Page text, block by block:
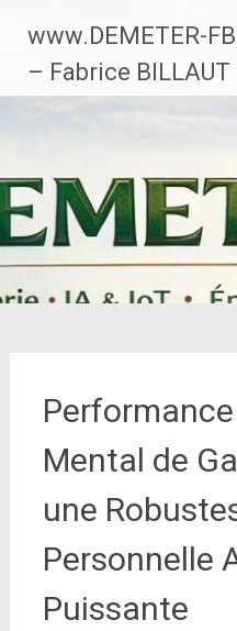
contenu
principal
www.DEMETER-
– Fabrice BILLAUT
Mental de
une
Personnelle
Puissante